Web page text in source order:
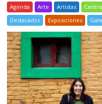
Agenda Arte Artistas
Destacados
Exposiciones